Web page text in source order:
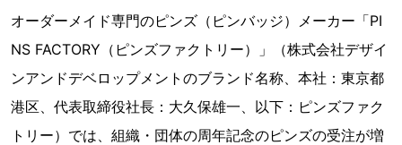
オーダーメイド専門のピンズ（ピンバッジ）メーカー「PI
NS FACTORY（ピンズファクトリー）」（株式会社デザイ
ンアンドデベロップメントのブランド名称、本社：東京都
港区、代表取締役社長：大久保雄一、以下：ピンズファク
トリー）では、組織・団体の周年記念のピンズの受注が増